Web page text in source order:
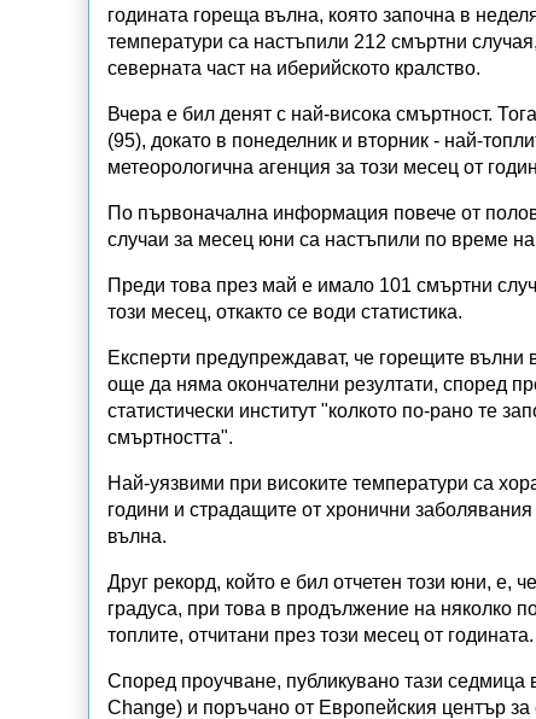
годината гореща вълна, която започна в
температури са настъпили 212 смъртни
северната част на иберийското кралство.
Вчера е бил денят с най-висока смъртност.
(95), докато в понеделник и вторник - най-
метеорологична агенция за този месец от
По първоначална информация повече от
случаи за месец юни са настъпили по време
Преди това през май е имало 101 смъртни
този месец, откакто се води статистика.
Експерти предупреждават, че горещите
още да няма окончателни резултати, според
статистически институт "колкото по-рано те
смъртността".
Най-уязвими при високите температури са
години и страдащите от хронични
вълна.
Друг рекорд, който е бил отчетен този юни, е,
градуса, при това в продължение на няколко
топлите, отчитани през този месец от годината.
Според проучване, публикувано тази
Change) и поръчано от Европейския център